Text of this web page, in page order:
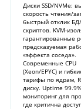
Диски SSD/NVMe:
скорость чтения/
быстрый отклик БД/
скриптов. KVM-
гарантированные
предсказуемая
«эффекта соседа».
Современные CPU
(Xeon/EPYC) и
тарифы по ядрам,
диску. Uptime
мониторинг для
где критична